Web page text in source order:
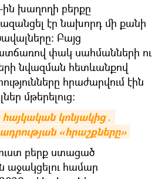
խաղողի բերքը
էր նախորդ մի քանի
Բայց
փակ սահմանների ու
նվազման հետևանքով
հրաժարվում էին
մթերելուց։
հայկական կոնյակից․
«հրաշքները»
բերք ստացած
աջակցելու համար